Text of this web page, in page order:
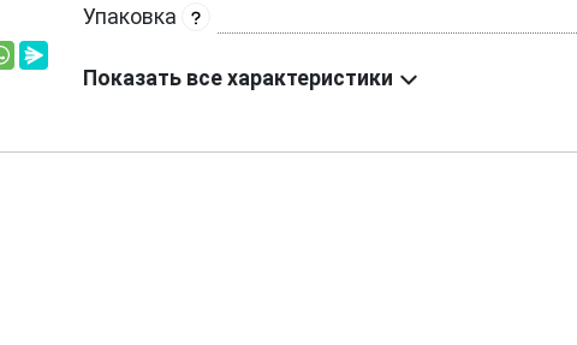
Упаковка
Показать все характеристики